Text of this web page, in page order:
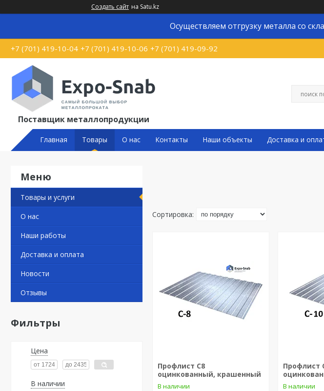
Создать сайт на Satu.kz
Осуществляем отгрузку металла со
+7 (701) 419-10-04 +7 (701) 419-10-06 +7 (701) 419-09-92
Поставщик металлопродукции
Главная Товары О нас Контакты Наши объекты Доставка и
Товары и услуги
О нас
Наши работы
Доставка и оплата
Новости
Отзывы
Фильтры
Цена
В наличии
Профлист С8
оцинкованный, крашенный
В наличии
Профлист
В наличии